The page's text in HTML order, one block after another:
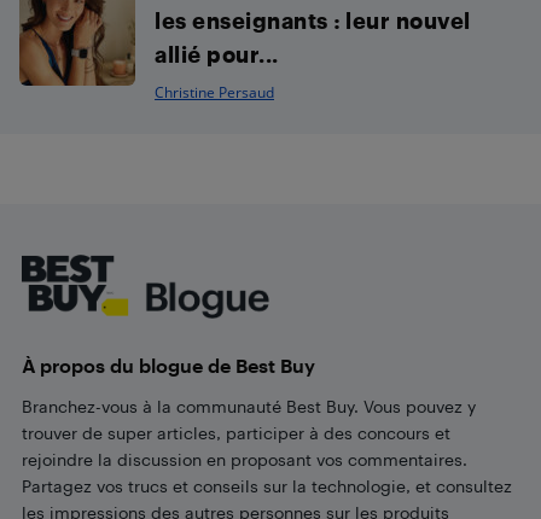
les enseignants : leur nouvel
allié pour...
Christine Persaud
À propos du blogue de Best Buy
Branchez-vous à la communauté Best Buy. Vous pouvez y
trouver de super articles, participer à des concours et
rejoindre la discussion en proposant vos commentaires.
Partagez vos trucs et conseils sur la technologie, et consultez
les impressions des autres personnes sur les produits